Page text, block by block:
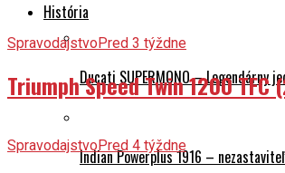
História
Ducati SUPERMONO – Legendárny
Indian Powerplus 1916 –
SpravodajstvoPred 3 týždne
Triumph Speed Twin 1200
SpravodajstvoPred 4 týždne